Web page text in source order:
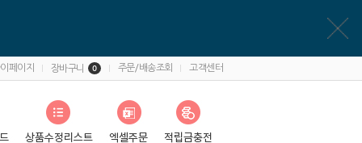
페이지 장바구니 0 주문/배송조회 고객센터